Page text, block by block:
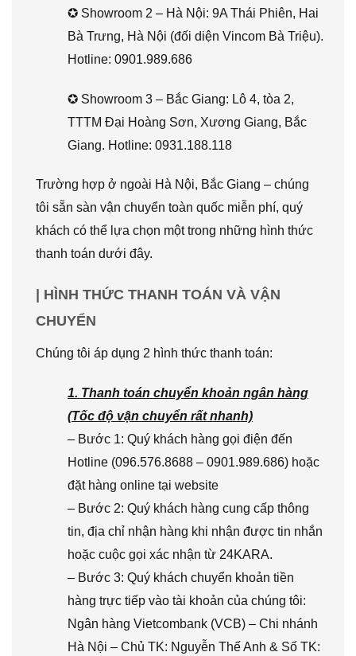
✪ Showroom 2 – Hà Nội: 9A Thái Phiên, Hai
Bà Trưng, Hà Nội (đối diện Vincom Bà Triệu).
Hotline: 0901.989.686
✪ Showroom 3 – Bắc Giang: Lô 4, tòa 2,
TTTM Đại Hoàng Sơn, Xương Giang, Bắc
Giang. Hotline: 0931.188.118
Trường hợp ở ngoài Hà Nội, Bắc Giang – chúng
tôi sẵn sàn vận chuyển toàn quốc miễn phí, quý
khách có thể lựa chọn một trong những hình thức
thanh toán dưới đây.
| HÌNH THỨC THANH TOÁN VÀ VẬN
CHUYỂN
Chúng tôi áp dụng 2 hình thức thanh toán:
1. Thanh toán chuyển khoản ngân hàng
(Tốc độ vận chuyển rất nhanh)
– Bước 1: Quý khách hàng gọi điện đến
Hotline (096.576.8688 – 0901.989.686) hoặc
đặt hàng online tại website
– Bước 2: Quý khách hàng cung cấp thông
tin, địa chỉ nhận hàng khi nhận được tin nhắn
hoặc cuộc gọi xác nhận từ 24KARA.
– Bước 3: Quý khách chuyển khoản tiền
hàng trực tiếp vào tài khoản của chúng tôi:
Ngân hàng Vietcombank (VCB) – Chi nhánh
Hà Nội – Chủ TK: Nguyễn Thế Anh & Số TK: